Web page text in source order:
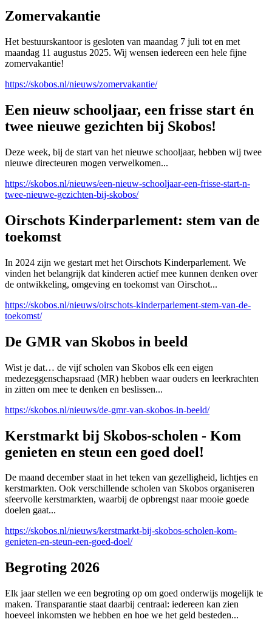
Zomervakantie
Het bestuurskantoor is gesloten van maandag 7 juli tot en met
maandag 11 augustus 2025. Wij wensen iedereen een hele fijne
zomervakantie!
https://skobos.nl/nieuws/zomervakantie/
Een nieuw schooljaar, een frisse start én
twee nieuwe gezichten bij Skobos!
Deze week, bij de start van het nieuwe schooljaar, hebben wij twee
nieuwe directeuren mogen verwelkomen...
https://skobos.nl/nieuws/een-nieuw-schooljaar-een-frisse-start-n-
twee-nieuwe-gezichten-bij-skobos/
Oirschots Kinderparlement: stem van de
toekomst
In 2024 zijn we gestart met het Oirschots Kinderparlement. We
vinden het belangrijk dat kinderen actief mee kunnen denken over
de ontwikkeling, omgeving en toekomst van Oirschot...
https://skobos.nl/nieuws/oirschots-kinderparlement-stem-van-de-
toekomst/
De GMR van Skobos in beeld
Wist je dat… de vijf scholen van Skobos elk een eigen
medezeggenschapsraad (MR) hebben waar ouders en leerkrachten
in zitten om mee te denken en beslissen...
https://skobos.nl/nieuws/de-gmr-van-skobos-in-beeld/
Kerstmarkt bij Skobos-scholen - Kom
genieten en steun een goed doel!
De maand december staat in het teken van gezelligheid, lichtjes en
kerstmarkten. Ook verschillende scholen van Skobos organiseren
sfeervolle kerstmarkten, waarbij de opbrengst naar mooie goede
doelen gaat...
https://skobos.nl/nieuws/kerstmarkt-bij-skobos-scholen-kom-
genieten-en-steun-een-goed-doel/
Begroting 2026
Elk jaar stellen we een begroting op om goed onderwijs mogelijk te
maken. Transparantie staat daarbij centraal: iedereen kan zien
hoeveel inkomsten we hebben en hoe we het geld besteden...